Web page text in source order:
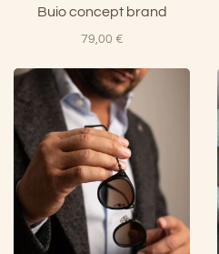
Buio concept brand
79,00 €